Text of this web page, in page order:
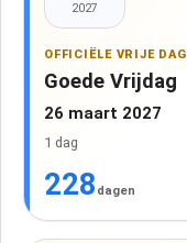
2027
OFFICIËLE VRIJE DAG
Goede Vrijdag
26 maart 2027
1 dag
228 dagen